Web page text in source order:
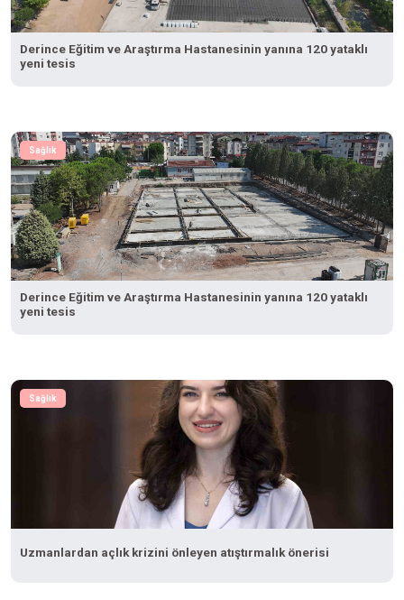
Derince Eğitim ve Araştırma Hastanesinin yanına 120 yataklı
yeni tesis
Sağlık
Derince Eğitim ve Araştırma Hastanesinin yanına 120 yataklı
yeni tesis
Sağlık
Uzmanlardan açlık krizini önleyen atıştırmalık önerisi